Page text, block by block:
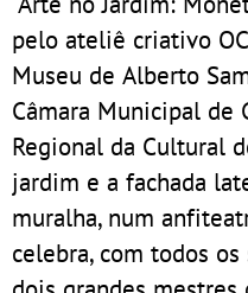
pelo ateliê criativo
Museu de Alberto
Câmara Municipal de
Regional da Cultural
jardim e a fachada
muralha, num
celebra, com todos